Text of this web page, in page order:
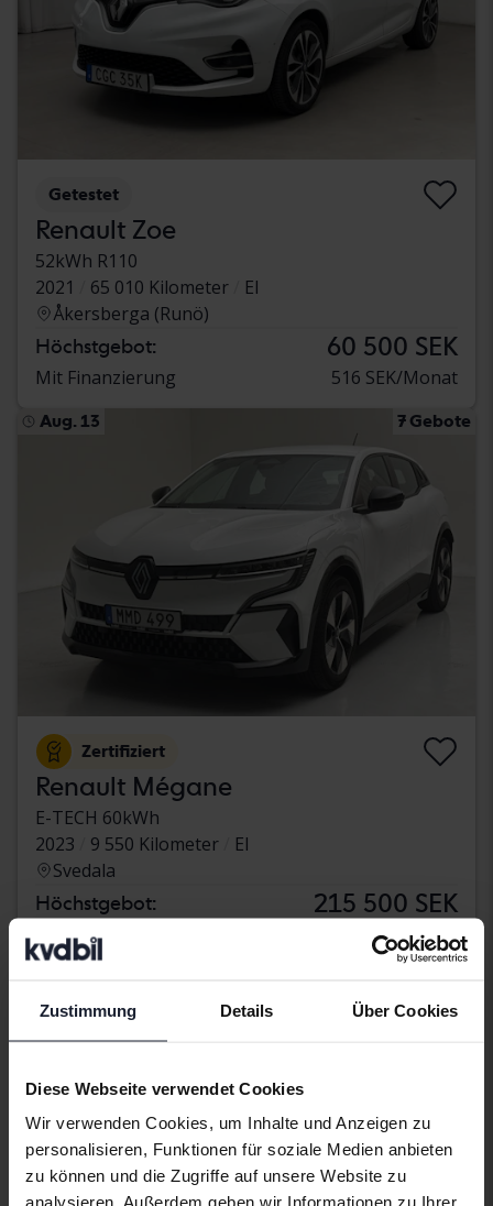
Zustimmung Details Über Cookies
Diese Webseite verwendet Cookies
Wir verwenden Cookies, um Inhalte und Anzeigen zu
personalisieren, Funktionen für soziale Medien anbieten
zu können und die Zugriffe auf unsere Website zu
analysieren. Außerdem geben wir Informationen zu Ihrer
Getestet
Renault Zoe
52kWh R110
2021
65 010 Kilometer
El
Åkersberga (Runö)
Höchstgebot: 60 500 SEK
Mit Finanzierung 516 SEK/Monat
Aug. 13 7 Gebote
Zertifiziert
Renault Mégane
E-TECH 60kWh
2023
9 550 Kilometer
El
Svedala
Höchstgebot: 215 500 SEK
Mit Finanzierung 1 836 SEK/Monat
Mit Finanzierung 2 300 SEK/Monat